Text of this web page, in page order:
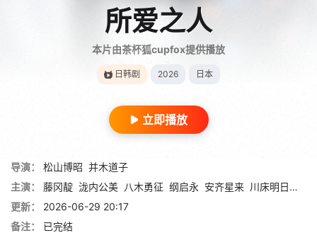
所爱之人
本片由茶杯狐cupfox提供播放
日韩剧 2026 日本
立即播放
导演： 松山博昭 并木道子
主演：
藤冈靛 泷内公美 八木勇征 纲启永 安齐星来 川床明日香
更新：
2026-06-29 20:17
备注：
已完结